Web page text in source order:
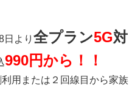
日より 全プラン5G対
990円から！！
用または２回線目から家族